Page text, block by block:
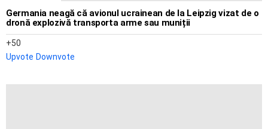
Germania neagă că avionul ucrainean de la Leipzig vizat de o
dronă explozivă transporta arme sau muniții
50
Upvote Downvote